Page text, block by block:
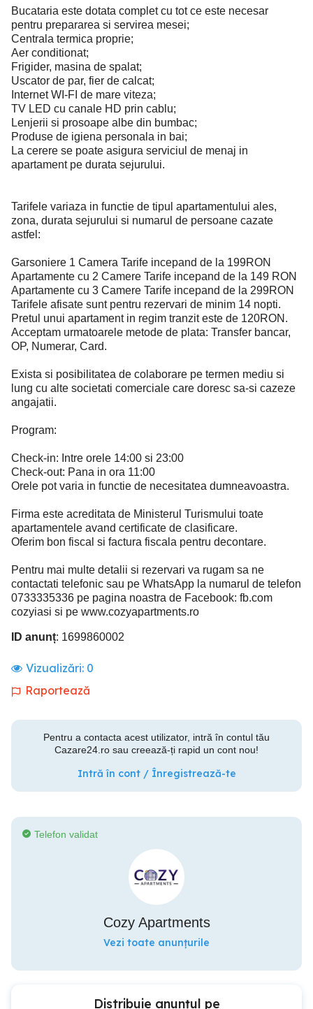
Bucataria este dotata complet cu tot ce este necesar
pentru prepararea si servirea mesei;
Centrala termica proprie;
Aer conditionat;
Frigider, masina de spalat;
Uscator de par, fier de calcat;
Internet WI-FI de mare viteza;
TV LED cu canale HD prin cablu;
Lenjerii si prosoape albe din bumbac;
Produse de igiena personala in bai;
La cerere se poate asigura serviciul de menaj in
apartament pe durata sejurului.
Tarifele variaza in functie de tipul apartamentului ales,
zona, durata sejurului si numarul de persoane cazate
astfel:
Garsoniere 1 Camera Tarife incepand de la 199RON
Apartamente cu 2 Camere Tarife incepand de la 149 RON
Apartamente cu 3 Camere Tarife incepand de la 299RON
Tarifele afisate sunt pentru rezervari de minim 14 nopti.
Pretul unui apartament in regim tranzit este de 120RON.
Acceptam urmatoarele metode de plata: Transfer bancar,
OP, Numerar, Card.
Exista si posibilitatea de colaborare pe termen mediu si
lung cu alte societati comerciale care doresc sa-si cazeze
angajatii.
Program:
Check-in: Intre orele 14:00 si 23:00
Check-out: Pana in ora 11:00
Orele pot varia in functie de necesitatea dumneavoastra.
Firma este acreditata de Ministerul Turismului toate
apartamentele avand certificate de clasificare.
Oferim bon fiscal si factura fiscala pentru decontare.
Pentru mai multe detalii si rezervari va rugam sa ne
contactati telefonic sau pe WhatsApp la numarul de telefon
0733335336 pe pagina noastra de Facebook: fb.com
cozyiasi si pe www.cozyapartments.ro
ID anunț: 1699860002
Vizualizări: 0
Raportează
Pentru a contacta acest utilizator, intră în contul tău
Cazare24.ro sau creează-ți rapid un cont nou!
Intră în cont / Înregistrează-te
Telefon validat
Cozy Apartments
Vezi toate anunțurile
Distribuie anunțul pe